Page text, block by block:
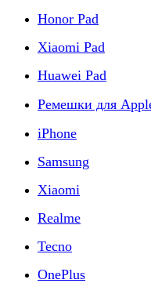
Honor Pad
Xiaomi Pad
Huawei Pad
Ремешки для
iPhone
Samsung
Xiaomi
Realme
Tecno
OnePlus